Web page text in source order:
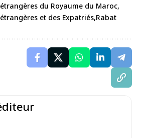
du Royaume du Maroc
et des Expatriés Rabat